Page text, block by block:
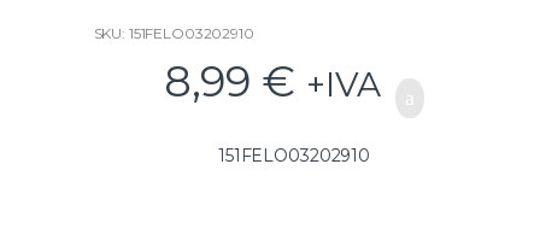
SKU: 151FELO03202910
8,99 € +IVA
151FELO03202910